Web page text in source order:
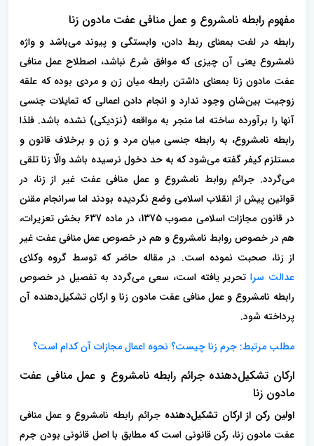
مفهوم رابطه نامشروع و عمل منافی عفت مادون زنا
رابطه در لغت بمعنای ربط دادن، وابستگی و پیوند می‌باشد و واژه
نامشروع یعنی آن چیزی که موافق شرع نباشد، اصطلاح عمل منافی
عفت مادون زنا بمعنای داشتن رابطه میان زن و مردی بوده که علقه
زوجیت بین‌شان وجود ندارد و انجام دادن اعمالی که تمایلات جنسی
آنها را برآورده ساخته اما منجر به مواقعه (نزدیکی) نشده باشد. فلذا
رابطه نامشروع، به رابطه جنسی میان مرد و زن و برخلاف قانون و
مستلزم کیفر گفته می‌شود که به حد دخول نرسیده باشد والّا زنا تلقی
می‌گردد. جرائم روابط نامشروع و عمل منافی عفت غیر از زنا، در
قوانین پیش از انقلاب اسلامی وضع نگردیده بودند اما سرانجام مقنن
در قانون مجازات اسلامی مصوب 1375، در ماده 637 بخش تعزیرات،
هم در خصوص روابط نامشروع و هم در خصوص عمل منافی عفت غیر
از زنا، صحبت نموده است. در مقاله حاضر که توسط گروه وکلای
عدالت سراتحریر یافته است، سعی می‌گردد به تفصیل در خصوص
رابطه نامشروع و عمل منافی عفت مادون زنا و ارکان تشکیل‌دهنده آن
پرداخته شود.
مطلب مرتبط: جرم زنا چیست؟ نحوه اعمال مجازات آن کدام است؟
ارکان تشکیل‌دهنده جرائم رابطه نامشروع و عمل منافی عفت
مادون زنا
اولین رکن از ارکان تشکیل‌دهنده جرائم رابطه نامشروع و عمل منافی
عفت مادون زنا، رکن قانونی است که مطابق با اصل قانونی بودن جرم